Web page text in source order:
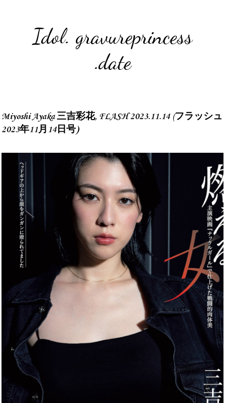
Idol. gravureprincess
.date
Miyoshi Ayaka 三吉彩花, FLASH 2023.11.14 (フラッシュ
2023年11月14日号)